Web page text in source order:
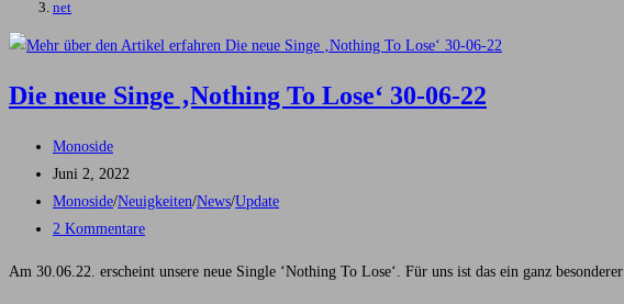
net
Die neue Singe ‚Nothing To Lose‘ 30-06-22
Beitrags-
Autor:
Monoside
Beitrag
veröffentlicht:
Juni 2, 2022
Beitrags-
Kategorie:
Monoside/Neuigkeiten/News/Update
Beitrags-
2 Kommentare
Am 30.06.22. erscheint unsere neue Single ‘Nothing To Lose‘. Für uns ist das ein ganz